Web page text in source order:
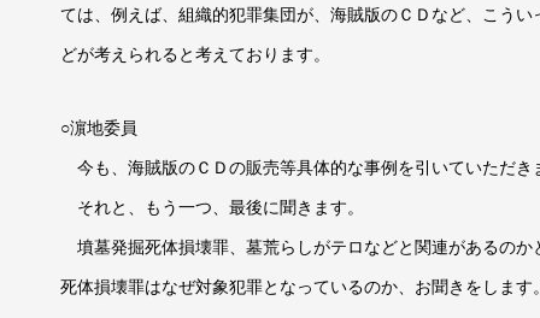
ては、例えば、組織的犯罪集団が、海賊版のＣＤなど、こう
どが考えられると考えております。
○濵地委員
今も、海賊版のＣＤの販売等具体的な事例を引いていただ
それと、もう一つ、最後に聞きます。
墳墓発掘死体損壊罪、墓荒らしがテロなどと関連があるの
死体損壊罪はなぜ対象犯罪となっているのか、お聞きをします